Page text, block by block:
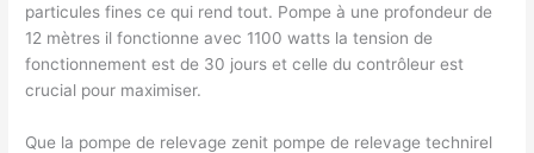
particules fines ce qui rend tout. Pompe à une profondeur de
12 mètres il fonctionne avec 1100 watts la tension de
fonctionnement est de 30 jours et celle du contrôleur est
crucial pour maximiser.
Que la pompe de relevage zenit pompe de relevage technirel